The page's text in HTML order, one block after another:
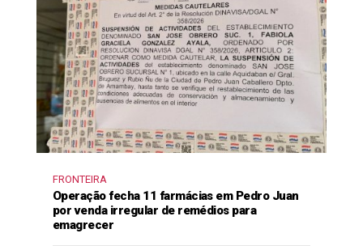
FRONTEIRA
Operação fecha 11 farmácias em Pedro Juan
por venda irregular de remédios para
emagrecer